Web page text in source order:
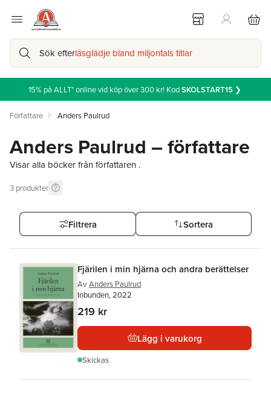
Sök efterläsglädje bland miljontals titlar
15% på ALLT* online vid köp över 300 kr! KodSKOLSTART15❯
Författare Anders Paulrud
Anders Paulrud – författare
Visar alla böcker från författaren .
3 produkter
Filtrera Sortera
Fjärilen i min hjärna och andra berättelser
Av Anders Paulrud
Inbunden, 2022
219 kr
Lägg i varukorg
Skickas